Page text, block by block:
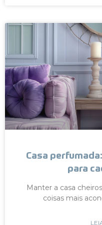
Casa
para
Manter a casa
coisas mais